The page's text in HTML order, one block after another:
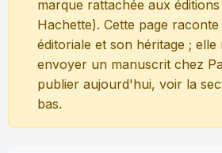
marque rattachée aux
Hachette). Cette page
éditoriale et son héritage ;
envoyer un manuscrit chez
publier aujourd'hui, voir la
bas.